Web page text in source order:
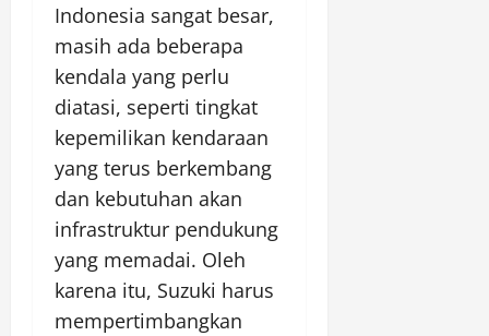
Indonesia sangat besar,
masih ada beberapa
kendala yang perlu
diatasi, seperti tingkat
kepemilikan kendaraan
yang terus berkembang
dan kebutuhan akan
infrastruktur pendukung
yang memadai. Oleh
karena itu, Suzuki harus
mempertimbangkan